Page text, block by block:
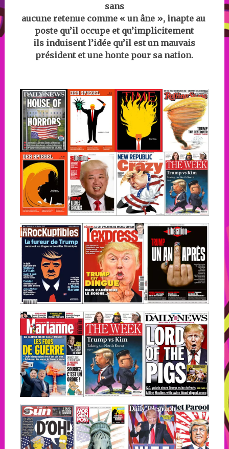
sans
aucune retenue comme « un âne », inapte au
poste qu’il occupe et qu’implicitement
ils induisent l’idée qu’il est un mauvais
président et une honte pour sa nation.